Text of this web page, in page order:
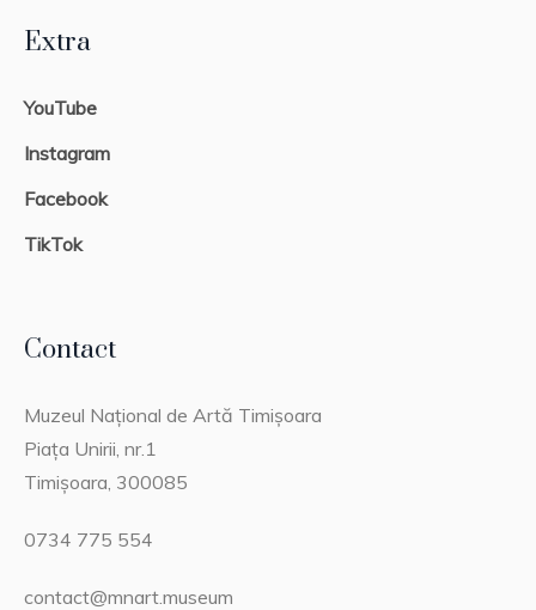
Extra
YouTube
Instagram
Facebook
TikTok
Contact
Muzeul Național de Artă Timișoara
Piața Unirii, nr.1
Timișoara, 300085
0734 775 554
contact@mnart.museum